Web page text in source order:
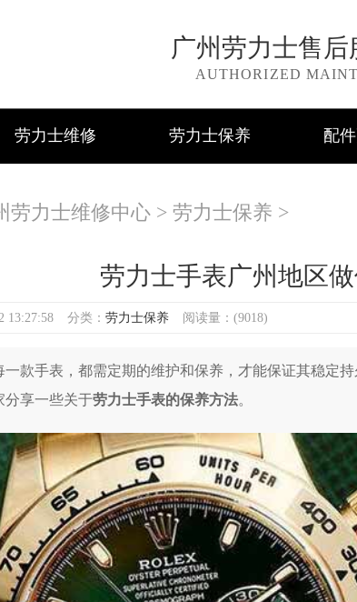
广州劳力士售
AUTHORIZED
劳力士维修 劳力士保养 配
劳力士维修中心 > 劳力士保养 >
劳力士手表广州地区
13:27:58 分类： 劳力士保养 阅读量：(9018)
手表，都需定期的维护和保养，才能保证其稳定持
分享一些关于劳力士手表的保养方法。